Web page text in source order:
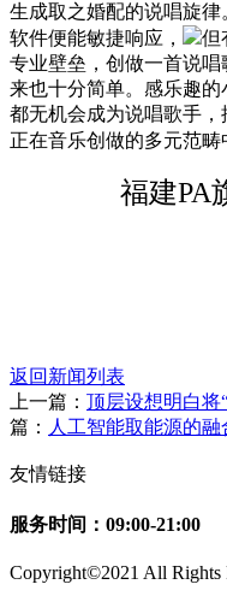
生成取之婚配的说唱旋律
软件便能敏捷响应，
但
专业壁垒，创做一首说
来也十分简单。感乐趣
都无机会成为说唱歌手，
正在音乐创做的多元范畴
福建PA
返回新闻列表
上一篇： 顶层设想明白将
篇： 人工智能取能源的
友情链接
服务时间：09:00-21:00
Copyright©2021 All Rights